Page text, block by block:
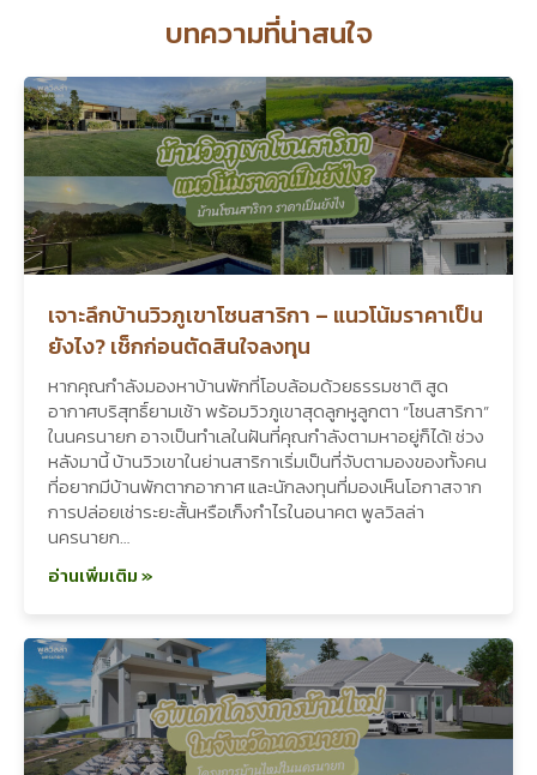
บทความที่น่าสนใจ
เจาะลึกบ้านวิวภูเขาโซนสาริกา – แนวโน้มราคาเป็น
ยังไง? เช็กก่อนตัดสินใจลงทุน
หากคุณกำลังมองหาบ้านพักที่โอบล้อมด้วยธรรมชาติ สูด
อากาศบริสุทธิ์ยามเช้า พร้อมวิวภูเขาสุดลูกหูลูกตา “โซนสาริกา”
ในนครนายก อาจเป็นทำเลในฝันที่คุณกำลังตามหาอยู่ก็ได้! ช่วง
หลังมานี้ บ้านวิวเขาในย่านสาริกาเริ่มเป็นที่จับตามองของทั้งคน
ที่อยากมีบ้านพักตากอากาศ และนักลงทุนที่มองเห็นโอกาสจาก
การปล่อยเช่าระยะสั้นหรือเก็งกำไรในอนาคต พูลวิลล่า
นครนายก…
อ่านเพิ่มเติม »